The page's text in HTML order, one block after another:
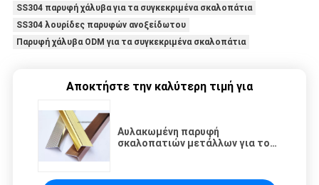
SS304 παρυφή χάλυβα για τα συγκεκριμένα σκαλοπάτια
SS304 λουρίδες παρυφών ανοξείδωτου
Παρυφή χάλυβα ODM για τα συγκεκριμένα σκαλοπάτια
Αποκτήστε την καλύτερη τιμή για
Αυλακωμένη παρυφή
σκαλοπατιών μετάλλων για το